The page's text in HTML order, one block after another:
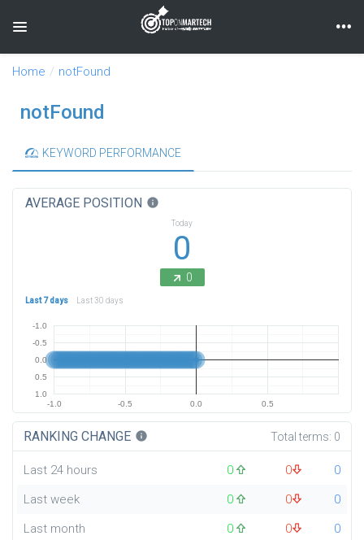
Toggle navigation
Home notFound
notFound
KEYWORD PERFORMANCE
AVERAGE POSITION info
Today
0
0
Last 7 days Last 30 days
-1.0 -0.5 0.0 0.5
-1.0
-0.5
0.0
0.5
1.0
RANKING CHANGE info Total terms: 0
Last 24 hours 0 0
0
Last week
0 0
0
Last month
0 0 0